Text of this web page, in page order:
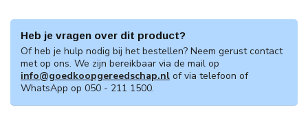
Heb je vragen over dit product?
Of heb je hulp nodig bij het bestellen? Neem gerust contact
met op ons. We zijn bereikbaar via de mail op
info@goedkoopgereedschap.nl of via telefoon of
WhatsApp op 050 - 211 1500.